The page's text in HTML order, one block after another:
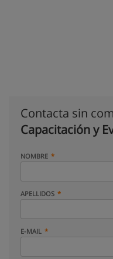
Contacta sin
Capacitación y
NOMBRE
APELLIDOS
E-MAIL